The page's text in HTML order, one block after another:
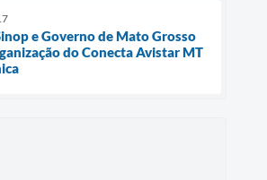
e Governo de Mato Grosso
do Conecta Avistar MT